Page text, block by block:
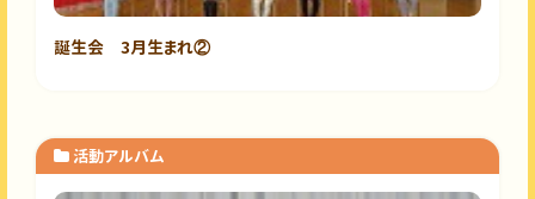
誕生会 3月生まれ②
活動アルバム